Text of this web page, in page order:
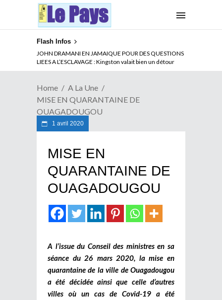
Flash Infos
JOHN DRAMANI EN JAMAIQUE POUR DES QUESTIONS
LIEES A L’ESCLAVAGE : Kingston valait bien un détour
ABSENCE PROLONGEE DE PAUL BIYA DU CAMEROUN :
Qui pilote le Cameroun ?
Home
A La Une
MISE EN QUARANTAINE DE
OUAGADOUGOU
1 avril 2020
MISE EN
QUARANTAINE DE
OUAGADOUGOU
A l’issue du Conseil des ministres en sa
séance du 26 mars 2020, la mise en
quarantaine de la ville de Ouagadougou
a été décidée ainsi que celle d’autres
villes où un cas de Covid-19 a été